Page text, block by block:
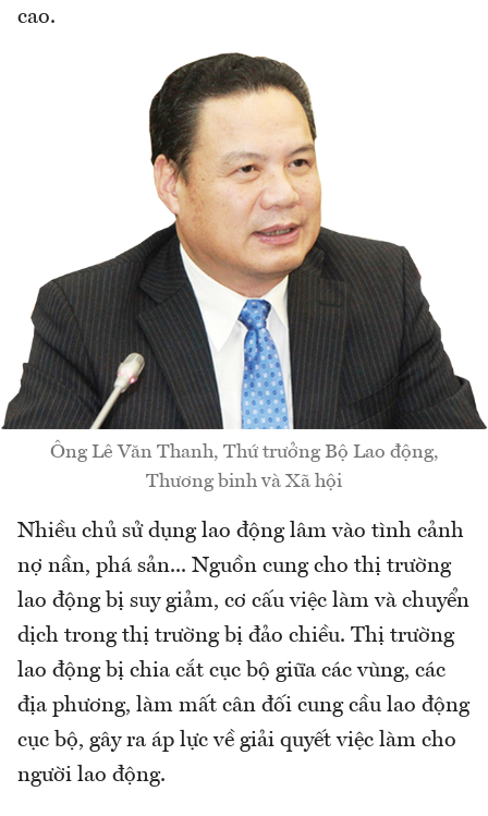
cao.
Ông Lê Văn Thanh, Thứ trưởng Bộ Lao động,
Thương binh và Xã hội
Nhiều chủ sử dụng lao động lâm vào tình cảnh
nợ nần, phá sản... Nguồn cung cho thị trường
lao động bị suy giảm, cơ cấu việc làm và chuyển
dịch trong thị trường bị đảo chiều. Thị trường
lao động bị chia cắt cục bộ giữa các vùng, các
địa phương, làm mất cân đối cung cầu lao động
cục bộ, gây ra áp lực về giải quyết việc làm cho
người lao động.